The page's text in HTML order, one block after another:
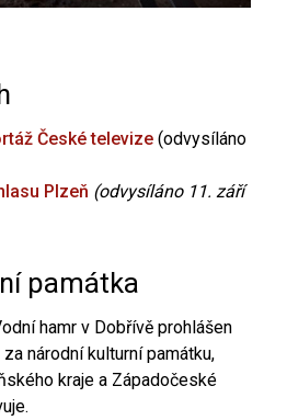
České televize (odvysíláno
Plzeň (odvysíláno 11. září
památka
hamr v Dobřívě prohlášen
národní kulturní památku,
kraje a Západočeské